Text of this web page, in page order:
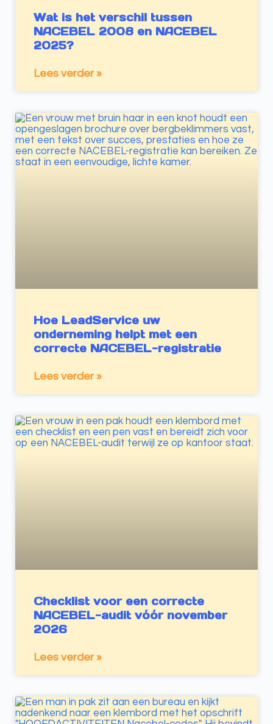
Wat is het verschil tussen
NACEBEL 2008 en NACEBEL
2025?
Lees verder »
Hoe LeadService uw
onderneming helpt met een
correcte NACEBEL-registratie
Lees verder »
Checklist voor een correcte
NACEBEL-audit vóór november
2026
Lees verder »